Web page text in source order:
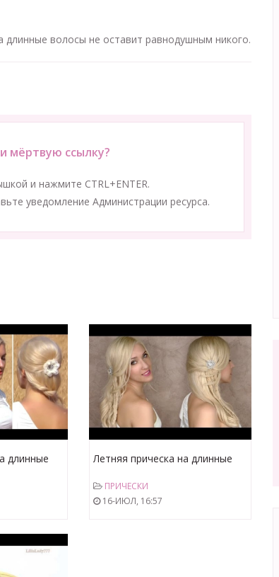
длинные волосы не оставит равнодушным никого.
мёртвую ссылку?
и нажмите CTRL+ENTER.
уведомление Администрации ресурса.
длинные
Летняя прическа на длинные
Блейк Лайвли | своими руками
ПРИЧЕСКИ
16-ИЮЛ, 16:57